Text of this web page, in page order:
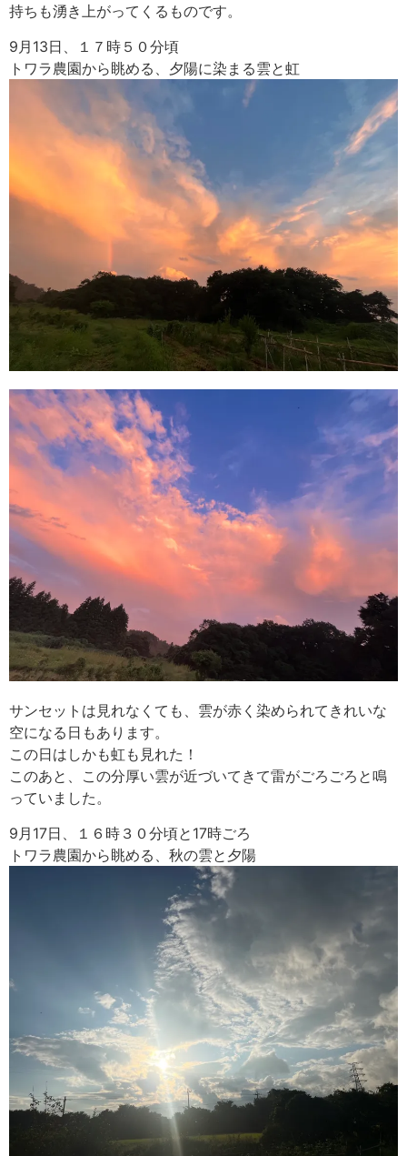
持ちも湧き上がってくるものです。
9月13日、１７時５０分頃
トワラ農園から眺める、夕陽に染まる雲と虹
サンセットは見れなくても、雲が赤く染められてきれいな
空になる日もあります。
この日はしかも虹も見れた！
このあと、この分厚い雲が近づいてきて雷がごろごろと鳴
っていました。
9月17日、１６時３０分頃と17時ごろ
トワラ農園から眺める、秋の雲と夕陽